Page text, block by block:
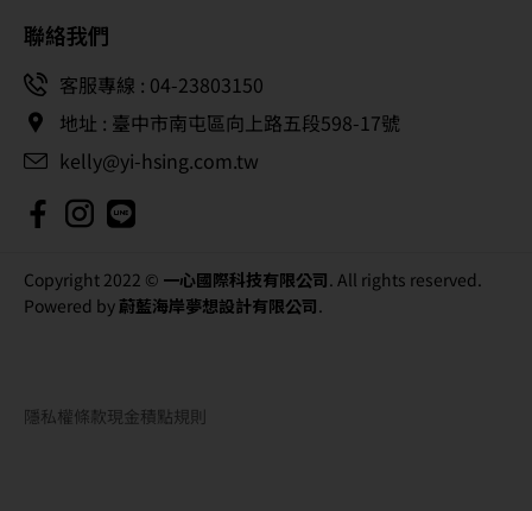
聯絡我們
客服專線 : 04-23803150
地址 : 臺中市南屯區向上路五段598-17號
kelly@yi-hsing.com.tw
Copyright 2022 © 一心國際科技有限公司. All rights reserved.
Powered by 蔚藍海岸夢想設計有限公司.
隱私權條款現金積點規則